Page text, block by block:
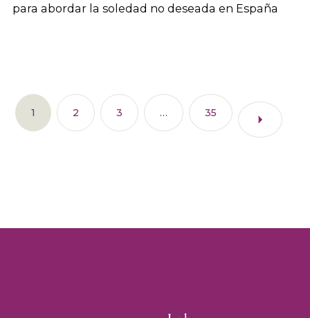
para abordar la soledad no deseada en España
1 2 3 … 35